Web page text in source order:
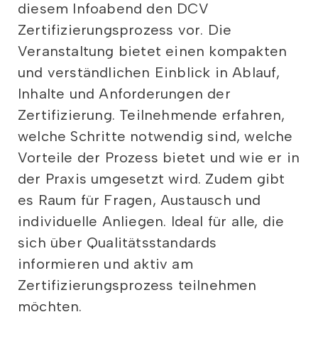
diesem Infoabend den DCV
Zertifizierungsprozess vor. Die
Veranstaltung bietet einen kompakten
und verständlichen Einblick in Ablauf,
Inhalte und Anforderungen der
Zertifizierung. Teilnehmende erfahren,
welche Schritte notwendig sind, welche
Vorteile der Prozess bietet und wie er in
der Praxis umgesetzt wird. Zudem gibt
es Raum für Fragen, Austausch und
individuelle Anliegen. Ideal für alle, die
sich über Qualitätsstandards
informieren und aktiv am
Zertifizierungsprozess teilnehmen
möchten.